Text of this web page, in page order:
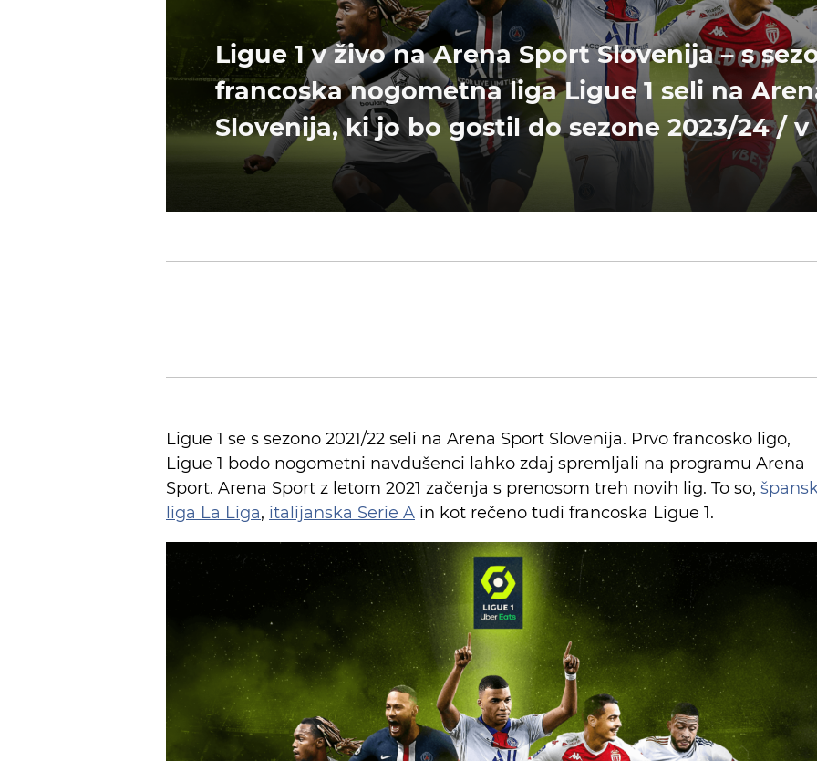
Ligue 1 v živo na Arena Sport Slovenija – s
francoska nogometna liga Ligue 1 seli na
Slovenija, ki jo bo gostil do sezone 2023/24 /
Ligue 1 se s sezono 2021/22 seli na Arena Sport Slovenija. Prvo francosko ligo,
Ligue 1 bodo nogometni navdušenci lahko zdaj spremljali na programu Arena
Sport. Arena Sport z letom 2021 začenja s prenosom treh novih lig. To so,
liga La Liga, italijanska Serie A in kot rečeno tudi francoska Ligue 1.